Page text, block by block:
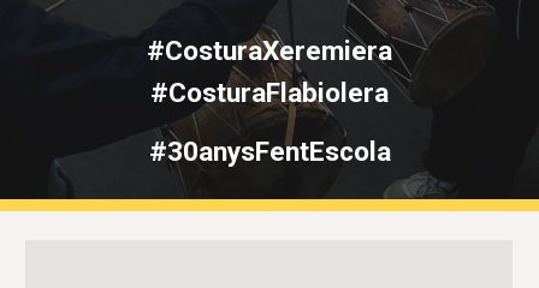
#CosturaXeremiera
#CosturaFlabiolera
#30anysFentEscola